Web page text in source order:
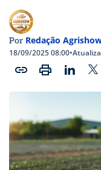
Por Redação
18/09/2025 08:00•